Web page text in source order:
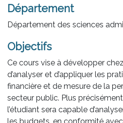
Département
Département des sciences
Objectifs
Ce cours vise à développer
d’analyser et d’appliquer les
financière et de mesure de la
secteur public. Plus
l’étudiant sera capable